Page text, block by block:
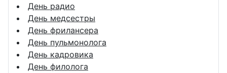
День радио
День медсестры
День фрилансера
День пульмонолога
День кадровика
День филолога